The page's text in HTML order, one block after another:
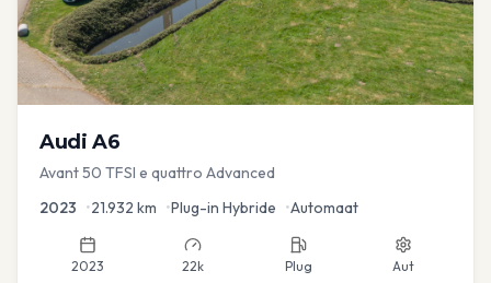
Audi A6
Avant 50 TFSI e quattro Advanced
2023 •21.932 km •Plug-in Hybride •Automaat
2023 22k Plug Aut